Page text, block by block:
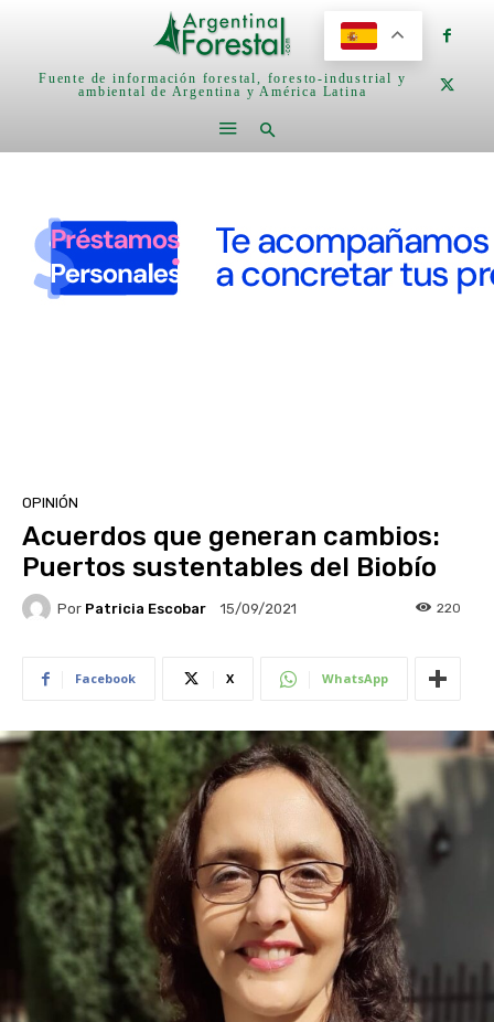
Fuente de información forestal, foresto-industrial y
ambiental de Argentina y América Latina
OPINIÓN
Acuerdos que generan cambios:
Puertos sustentables del Biobío
Por Patricia Escobar 15/09/2021 220
Facebook X WhatsApp